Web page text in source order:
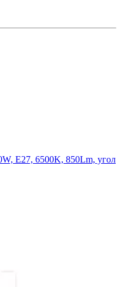
Е27, 6500K, 850Lm, угол